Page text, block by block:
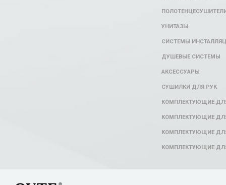
УНИТАЗЫ
СИСТЕМЫ
ДУШЕВЫЕ СИСТЕМЫ
АКСЕССУАРЫ
СУШИЛКИ ДЛЯ РУК
КОМПЛЕКТУЮЩИЕ
КОМПЛЕКТУЮЩИЕ
КОМПЛЕКТУЮЩИЕ
КОМПЛЕКТУЮЩИЕ